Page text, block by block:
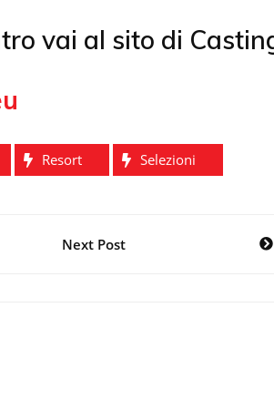
vai al sito di
Resort Selezioni
Next Post